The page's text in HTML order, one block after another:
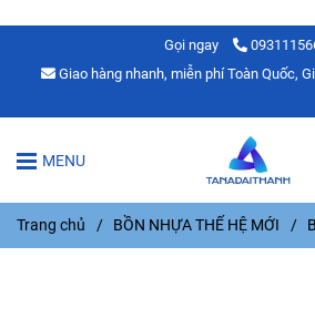
Gọi ngay
Giao hàng nhanh, miễn phí Toàn Quốc,
MENU
Trang chủ / BỒN NHỰA THẾ HỆ MỚI /